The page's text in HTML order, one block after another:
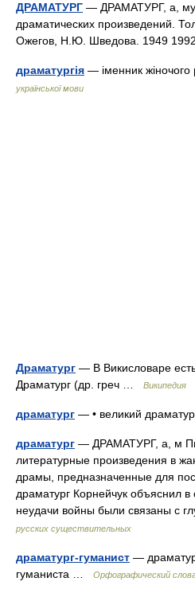
ДРАМАТУРГ — ДРАМАТУРГ, а,
драматических произведений.
Ожегов, Н.Ю. Шведова. 1949
драматургія — іменник
української мови
Драматург — В Викисловаре
Драматург (др. греч …
Википедия
драматург — • великий
драматург — ДРАМАТУРГ, а, м
литературные произведения в
драмы, предназначенные для
драматург Корнейчук объяснил
неудачи войны были связаны с
русских существительных
драматург-гуманист —
гуманиста …
Орфографический